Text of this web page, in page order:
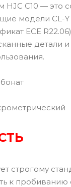
HJC C10 — это
модели CL-
ECE
детали
строгому
к